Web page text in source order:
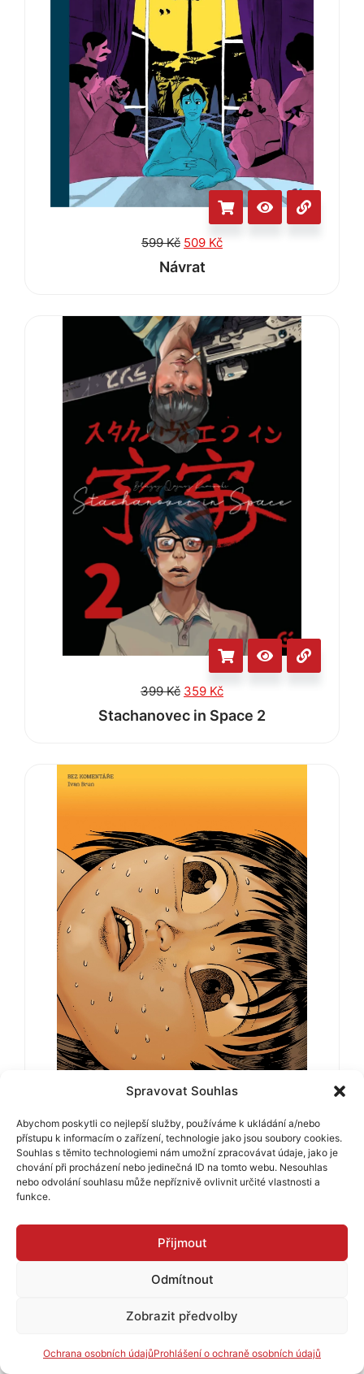
Spravovat Souhlas
Abychom poskytli co nejlepší služby, používáme k ukládání a/nebo
přístupu k informacím o zařízení, technologie jako jsou soubory cookies.
Souhlas s těmito technologiemi nám umožní zpracovávat údaje, jako je
chování při procházení nebo jedinečná ID na tomto webu. Nesouhlas
nebo odvolání souhlasu může nepříznivě ovlivnit určité vlastnosti a
funkce.
Přijmout
Odmítnout
Zobrazit předvolby
Ochrana osobních údajůProhlášení o ochraně osobních údajů
599Kč 509 Kč
Návrat
399Kč 359 Kč
Stachanovec in Space 2
699Kč 594Kč
Bez komentáře